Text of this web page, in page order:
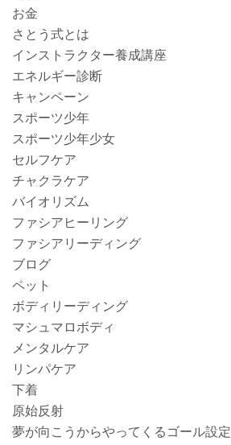
お金
さとう式とは
インストラクター養成講座
エネルギー診断
キャンペーン
スポーツ少年
スポーツ少年少女
セルフケア
チャクラケア
バイオリズム
ファシアヒーリング
ファシアリーディング
ブログ
ペット
ボディリーディング
マシュマロボディ
メンタルケア
リンパケア
下着
原始反射
夢が向こうからやってくるゴール設定